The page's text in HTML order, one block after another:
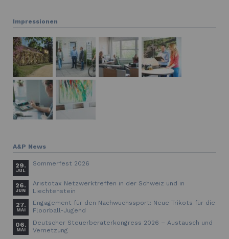
Impressionen
A&P News
29.
JUL
Sommerfest 2026
26.
JUN
Aristotax Netzwerktreffen in der Schweiz und in
Liechtenstein
27.
MAI
Engagement für den Nachwuchssport: Neue Trikots für die
Floorball-Jugend
06.
MAI
Deutscher Steuerberaterkongress 2026 – Austausch und
Vernetzung